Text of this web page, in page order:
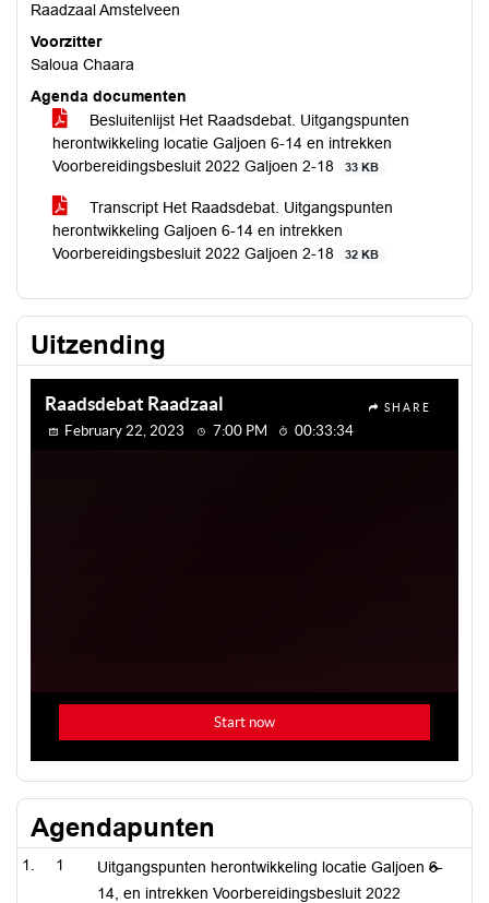
Raadzaal Amstelveen
Voorzitter
Saloua Chaara
Agenda documenten
Besluitenlijst Het Raadsdebat. Uitgangspunten
herontwikkeling locatie Galjoen 6-14 en intrekken
Voorbereidingsbesluit 2022 Galjoen 2-18
33 KB
Transcript Het Raadsdebat. Uitgangspunten
herontwikkeling Galjoen 6-14 en intrekken
Voorbereidingsbesluit 2022 Galjoen 2-18
32 KB
Uitzending
Agendapunten
1
Uitgangspunten herontwikkeling locatie Galjoen 6-
14, en intrekken Voorbereidingsbesluit 2022